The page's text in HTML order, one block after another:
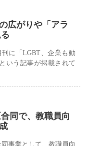
広がりや「アラ
に「LGBT、企業も動
いう記事が掲載されて
同で、教職員向
事業として、教職員向